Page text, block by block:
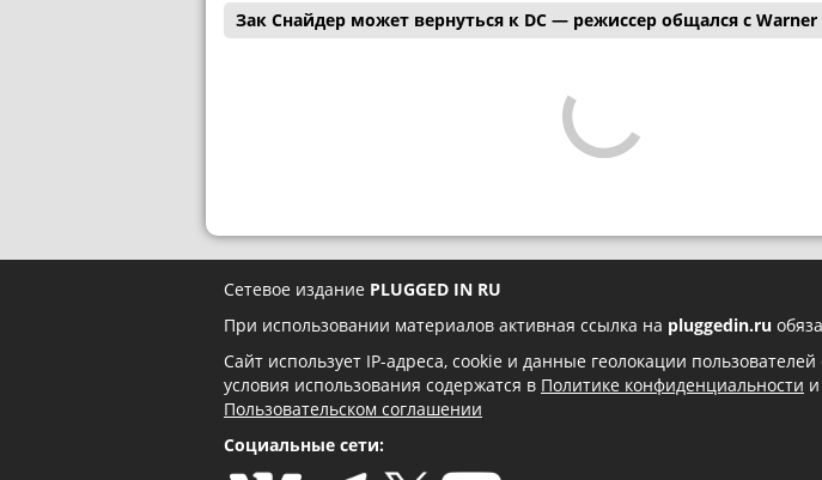
Зак Снайдер может вернуться к DC — режиссер общался с
Сетевое издание PLUGGED IN RU
При использовании материалов активная ссылка на pluggedin.ru
Сайт использует IP-адреса, cookie и данные геолокации пользователей
условия использования содержатся в Политике конфиденциальности и
Пользовательском соглашении
Социальные сети: